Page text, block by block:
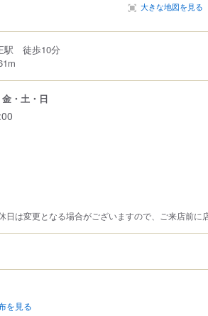
大きな地図を見る
駅 徒歩10分
・土・日
日は変更となる場合がございますので、ご来店前に
を見る